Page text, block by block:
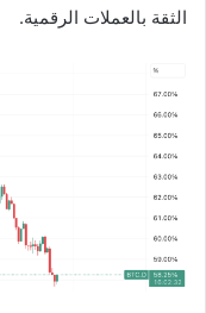
الثقة بالعملات الرقمية.